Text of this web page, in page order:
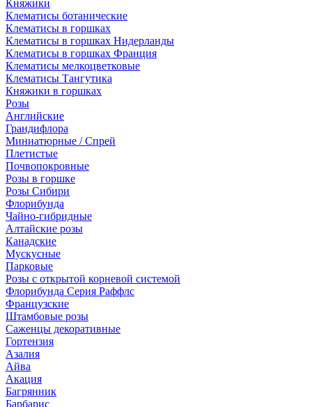
Княжики
Клематисы ботанические
Клематисы в горшках
Клематисы в горшках Нидерланды
Клематисы в горшках Франция
Клематисы мелкоцветковые
Клематисы Тангутика
Княжики в горшках
Розы
Английские
Грандифлора
Миниатюрные / Спрей
Плетистые
Почвопокровные
Розы в горшке
Розы Сибири
Флорибунда
Чайно-гибридные
Алтайские розы
Канадские
Мускусные
Парковые
Розы с открытой корневой системой
Флорибунда Серия Раффлс
Французские
Штамбовые розы
Саженцы декоративные
Гортензия
Азалия
Айва
Акация
Багрянник
Барбарис